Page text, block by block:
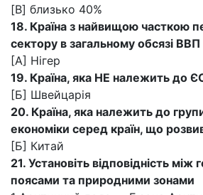
[B] близько 40%
18. Країна з найвищою часткою
сектору в загальному обсязі ВВП
[А] Нігер
19. Країна, яка НЕ належить до
[Б] Швейцарія
20. Країна, яка належить до
економіки серед країн, що
[Б] Китай
21. Установіть відповідність між
поясами та природними зонами